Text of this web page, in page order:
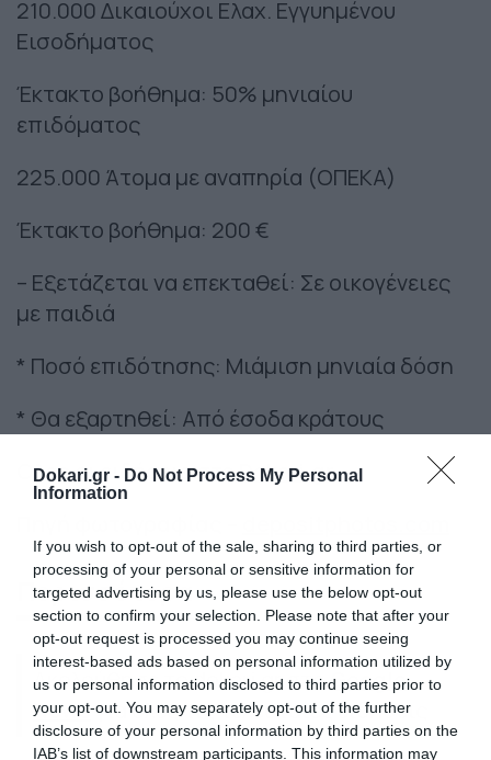
Dokari.gr - Do Not Process My Personal
Information
If you wish to opt-out of the sale, sharing to third parties, or
processing of your personal or sensitive information for
targeted advertising by us, please use the below opt-out
section to confirm your selection. Please note that after your
opt-out request is processed you may continue seeing
interest-based ads based on personal information utilized by
us or personal information disclosed to third parties prior to
your opt-out. You may separately opt-out of the further
disclosure of your personal information by third parties on the
IAB’s list of downstream participants. This information may
210.000 Δικαιούχοι Ελαχ. Εγγυημένου
Εισοδήματος
Έκτακτο βοήθημα: 50% μηνιαίου
επιδόματος
225.000 Άτομα με αναπηρία (ΟΠΕΚΑ)
Έκτακτο βοήθημα: 200 €
– Εξετάζεται να επεκταθεί: Σε οικογένειες
με παιδιά
* Ποσό επιδότησης: Μιάμιση μηνιαία δόση
* Θα εξαρτηθεί: Από έσοδα κράτους
Ολες οι ειδήσεις στοDokari.gr.
Περισσότερα
Ακολούθησε το dokari.gr στοGoogle
Newsγια όλες τις τελευταίες ειδήσεις